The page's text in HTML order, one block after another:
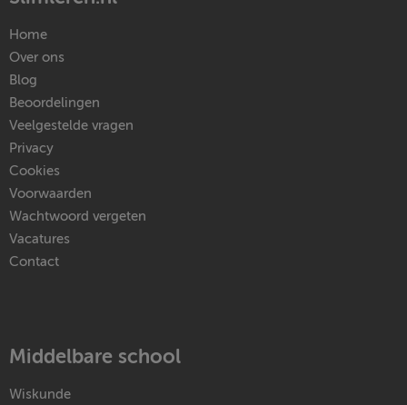
Home
Over ons
Blog
Beoordelingen
Veelgestelde vragen
Privacy
Cookies
Voorwaarden
Wachtwoord vergeten
Vacatures
Contact
Middelbare school
Wiskunde